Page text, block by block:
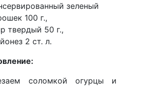
зеленый
100 г.,
твердый 50 г.,
2 ст. л.
соломкой огурцы и